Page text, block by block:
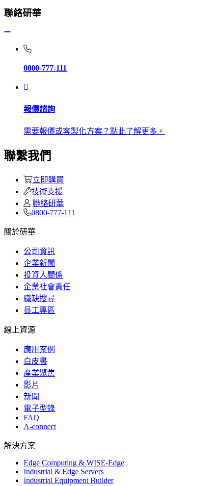
聯絡研華
0800-777-111
報價諮詢
需要報價或客製化方案？點此了解更多。
聯繫我們
立即購買
技術支援
聯絡研華
0800-777-111
關於研華
公司資訊
企業新聞
投資人關係
企業社會責任
職缺搜尋
員工專區
線上資源
應用案例
白皮書
產業聚焦
影片
新聞
電子型錄
FAQ
A-connect
解決方案
Edge Computing & WISE-Edge
Industrial & Edge Servers
Industrial Equipment Builder